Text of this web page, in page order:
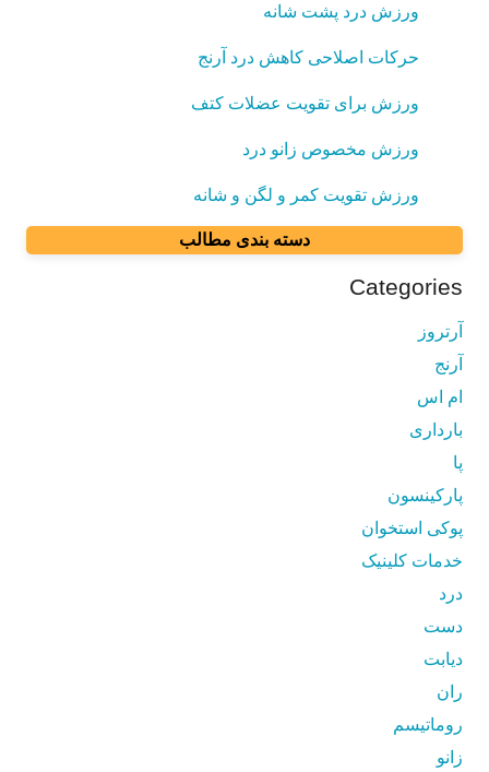
ورزش درد پشت شانه
حرکات اصلاحی کاهش درد آرنج
ورزش برای تقویت عضلات کتف
ورزش مخصوص زانو درد
ورزش تقویت کمر و لگن و شانه
دسته بندی مطالب
Categories
آرتروز
آرنج
ام اس
بارداری
پا
پارکینسون
پوکی استخوان
خدمات کلینیک
درد
دست
دیابت
ران
روماتیسم
زانو